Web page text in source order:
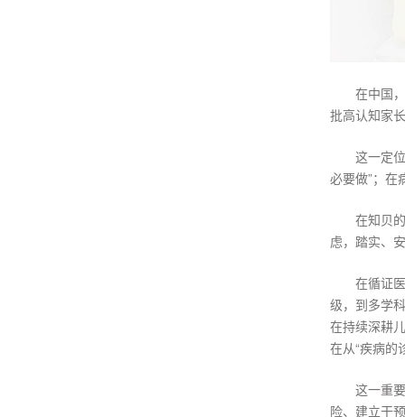
在中国
批高认知家
这一定
必要做”；在
在知贝
虑，踏实、
在循证
级，到多学
在持续深耕
在从“疾病的
这一重
险、建立干